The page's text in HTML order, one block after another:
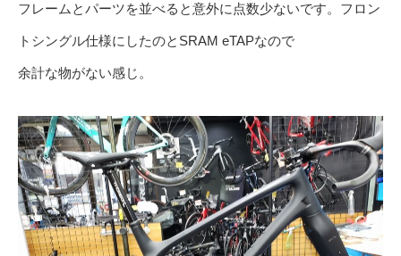
フレームとパーツを並べると意外に点数少ないです。フロン
トシングル仕様にしたのとSRAM eTAPなので
余計な物がない感じ。